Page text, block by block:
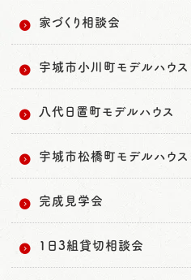
家づくり相談会
宇城市小川町モデルハウス
八代日置町モデルハウス
宇城市松橋町モデルハウス
完成見学会
1日3組貸切相談会